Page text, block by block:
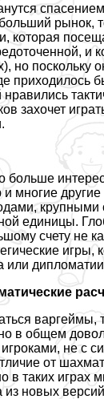
рынок,
и
но поскольку
приходилось
захочет
больше
и многие
крупными
единицы.
счету не
или
варгeймы,
в общем
не с
от
в таких
новых